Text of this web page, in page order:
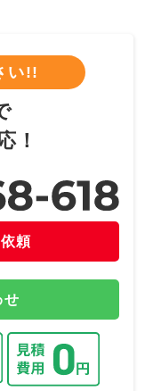
い!!
！
頼
せ